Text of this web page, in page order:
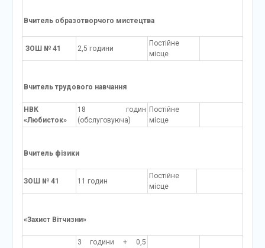
Вчитель образотворчого мистецтва
ЗОШ № 41 2,5 години
Постійне
місце
Вчитель трудового навчання
НВК
«Любисток»
18 годин
(обслуговуюча)
Постійне
місце
Вчитель фізики
ЗОШ № 41 11 годин
Постійне
місце
«Захист Вітчизни»
3 години + 0,5